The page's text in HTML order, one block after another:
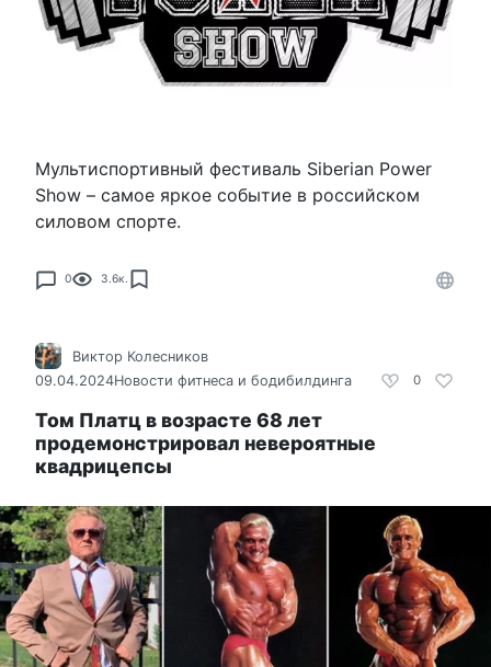
Мультиспортивный фестиваль Siberian Power
Show – самое яркое событие в российском
силовом спорте.
0 3.6к.
0
Виктор Колесников
09.04.2024Новости фитнеса и бодибилдинга
Том Платц в возрасте 68 лет
продемонстрировал невероятные
квадрицепсы